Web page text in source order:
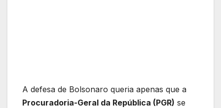
A defesa de Bolsonaro queria apenas que a
Procuradoria-Geral da República (PGR) se